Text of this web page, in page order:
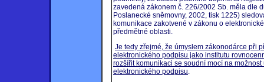
zavedená zákonem č. 226/2002 Sb. měla dle
Poslanecké sněmovny, 2002, tisk 1225)
komunikace zakotvené v zákonu o
předmětné oblasti.
Je tedy zřejmé, že úmyslem zákonodárce při
elektronického podpisu jako institutu
rozšířit komunikaci se soudní mocí na
elektronického podpisu.